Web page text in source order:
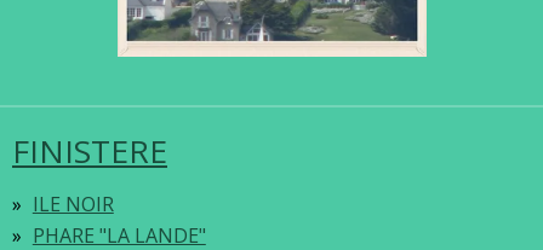
FINISTERE
ILE NOIR
PHARE "LA LANDE"